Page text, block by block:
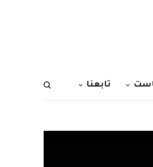
تابعنا